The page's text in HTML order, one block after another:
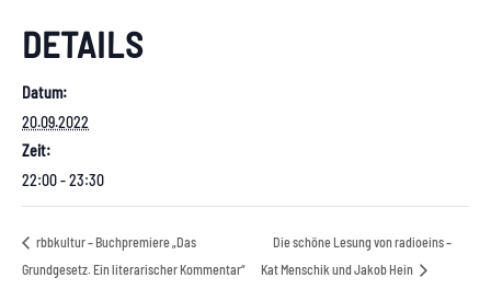
DETAILS
Datum:
20.09.2022
Zeit:
22:00 - 23:30
rbbkultur – Buchpremiere „Das
Grundgesetz. Ein literarischer Kommentar“
Die schöne Lesung von radioeins –
Kat Menschik und Jakob Hein